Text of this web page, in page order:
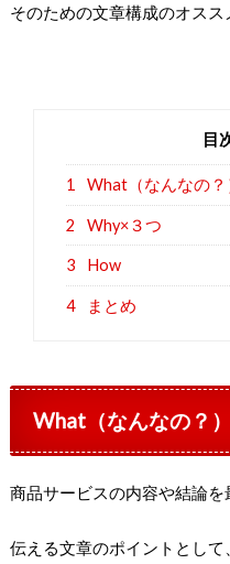
そのための文章構成のオスス
目
1 What（なんなの？
2 Why×３つ
3 How
4 まとめ
What（なんなの？）
商品サービスの内容や結論を
伝える文章のポイントとして、